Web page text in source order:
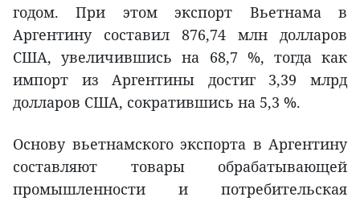
годом. При этом экспорт Вьетнама в
Аргентину составил 876,74 млн долларов
США, увеличившись на 68,7 %, тогда как
импорт из Аргентины достиг 3,39 млрд
долларов США, сократившись на 5,3 %.
Основу вьетнамского экспорта в Аргентину
составляют товары обрабатывающей
промышленности и потребительская